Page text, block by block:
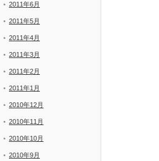
2011年6月
2011年5月
2011年4月
2011年3月
2011年2月
2011年1月
2010年12月
2010年11月
2010年10月
2010年9月